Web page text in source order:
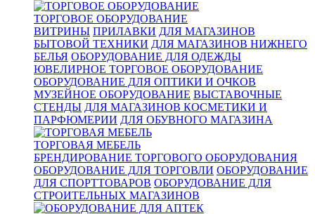
ТОРГОВОЕ ОБОРУДОВАНИЕ
ВИТРИНЫ ПРИЛАВКИ ДЛЯ МАГАЗИНОВ
БЫТОВОЙ ТЕХНИКИ ДЛЯ МАГАЗИНОВ НИЖНЕГО
БЕЛЬЯ ОБОРУДОВАНИЕ ДЛЯ ОДЕЖДЫ
ЮВЕЛИРНОЕ ТОРГОВОЕ ОБОРУДОВАНИЕ
ОБОРУДОВАНИЕ ДЛЯ ОПТИКИ И ОЧКОВ
МУЗЕЙНОЕ ОБОРУДОВАНИЕ ВЫСТАВОЧНЫЕ
СТЕНДЫ ДЛЯ МАГАЗИНОВ КОСМЕТИКИ И
ПАРФЮМЕРИИ ДЛЯ ОБУВНОГО МАГАЗИНА
ТОРГОВАЯ МЕБЕЛЬ
БРЕНДИРОВАНИЕ ТОРГОВОГО ОБОРУДОВАНИЯ
ОБОРУДОВАНИЕ ДЛЯ ТОРГОВЛИ ОБОРУДОВАНИЕ
ДЛЯ СПОРТТОВАРОВ ОБОРУДОВАНИЕ ДЛЯ
СТРОИТЕЛЬНЫХ МАГАЗИНОВ